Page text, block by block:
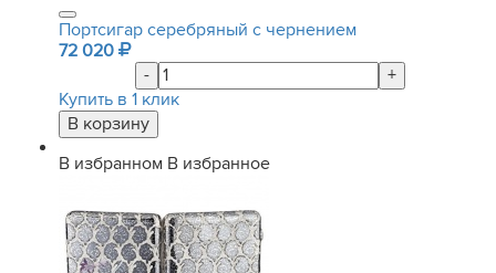
Портсигар серебряный с чернением
72 020
-
+
Купить в 1 клик
В избранном В избранное